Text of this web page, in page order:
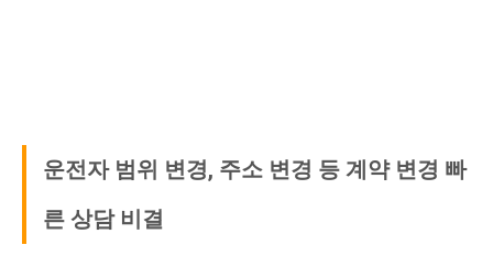
운전자 범위 변경, 주소 변경 등 계약 변경 빠
른 상담 비결